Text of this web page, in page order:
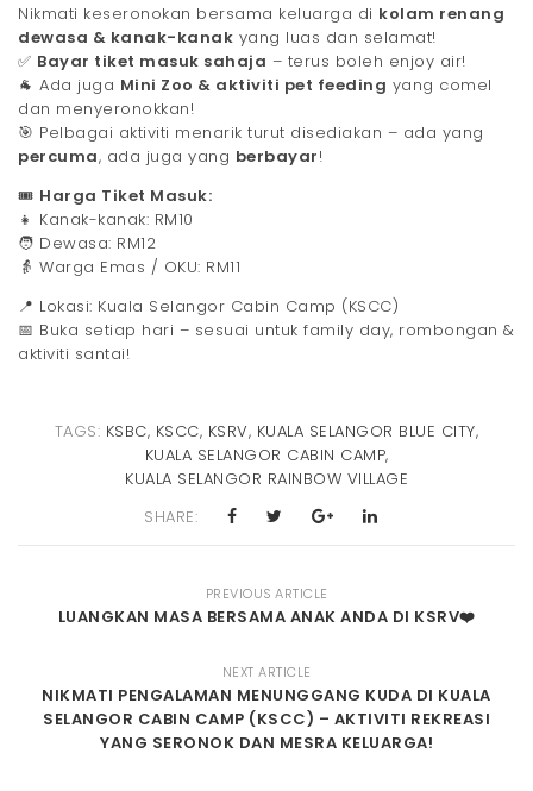
Nikmati keseronokan bersama keluarga di kolam renang
dewasa & kanak-kanak yang luas dan selamat!
✅ Bayar tiket masuk sahaja – terus boleh enjoy air!
🐐 Ada juga Mini Zoo & aktiviti pet feeding yang comel
dan menyeronokkan!
🎯 Pelbagai aktiviti menarik turut disediakan – ada yang
percuma, ada juga yang berbayar!
🎟️ Harga Tiket Masuk:
👧 Kanak-kanak: RM10
🧑 Dewasa: RM12
👵 Warga Emas / OKU: RM11
📍 Lokasi: Kuala Selangor Cabin Camp (KSCC)
📅 Buka setiap hari – sesuai untuk family day, rombongan &
aktiviti santai!
TAGS: KSBC, KSCC, KSRV, KUALA SELANGOR BLUE CITY,
KUALA SELANGOR CABIN CAMP,
KUALA SELANGOR RAINBOW VILLAGE
SHARE:
PREVIOUS ARTICLE
LUANGKAN MASA BERSAMA ANAK ANDA DI KSRV❤️
NEXT ARTICLE
NIKMATI PENGALAMAN MENUNGGANG KUDA DI KUALA
SELANGOR CABIN CAMP (KSCC) – AKTIVITI REKREASI
YANG SERONOK DAN MESRA KELUARGA!